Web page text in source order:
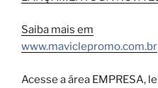
Saiba mais em
www.maviclepromo.com.br
Acesse a área EMPRESA,